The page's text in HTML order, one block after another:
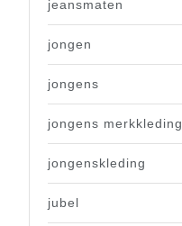
jeansmaten
jongen
jongens
jongens merkkleding
jongenskleding
jubel